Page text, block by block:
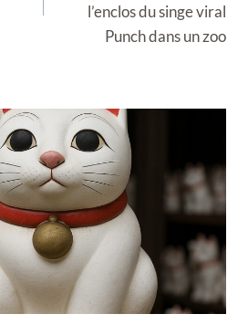
l’enclos du singe viral
Punch dans un zoo